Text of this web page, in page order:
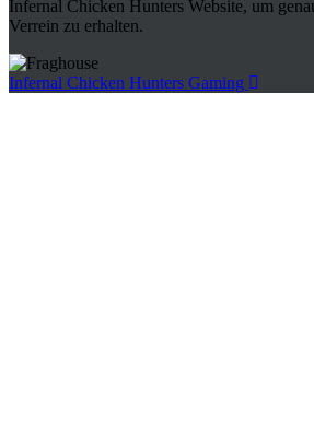
Infernal Chicken Hunters Website, um
Verrein zu erhalten.
Infernal Chicken Hunters Gaming